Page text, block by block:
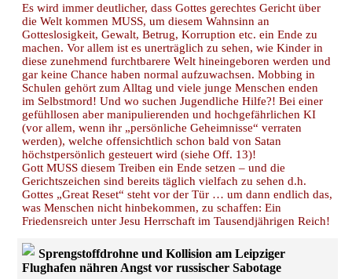
Es wird immer deutlicher, dass Gottes gerechtes Gericht über
die Welt kommen MUSS, um diesem Wahnsinn an
Gotteslosigkeit, Gewalt, Betrug, Korruption etc. ein Ende zu
machen. Vor allem ist es unerträglich zu sehen, wie Kinder in
diese zunehmend furchtbarere Welt hineingeboren werden und
gar keine Chance haben normal aufzuwachsen. Mobbing in
Schulen gehört zum Alltag und viele junge Menschen enden
im Selbstmord! Und wo suchen Jugendliche Hilfe?! Bei einer
gefühllosen aber manipulierenden und hochgefährlichen KI
(vor allem, wenn ihr „persönliche Geheimnisse“ verraten
werden), welche offensichtlich schon bald von Satan
höchstpersönlich gesteuert wird (siehe Off. 13)!
Gott MUSS diesem Treiben ein Ende setzen – und die
Gerichtszeichen sind bereits täglich vielfach zu sehen d.h.
Gottes „Great Reset“ steht vor der Tür … um dann endlich das,
was Menschen nicht hinbekommen, zu schaffen: Ein
Friedensreich unter Jesu Herrschaft im Tausendjährigen Reich!
Sprengstoffdrohne und Kollision am Leipziger
Flughafen nähren Angst vor russischer Sabotage